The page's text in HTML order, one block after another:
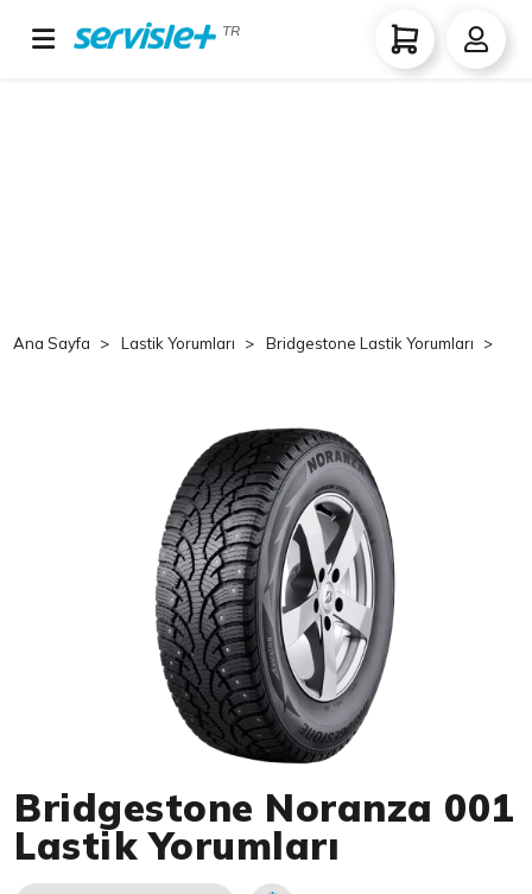
TR
Ana Sayfa Lastik Yorumları Bridgestone Lastik Yorumları
Bridgestone Noranza 001
Lastik Yorumları